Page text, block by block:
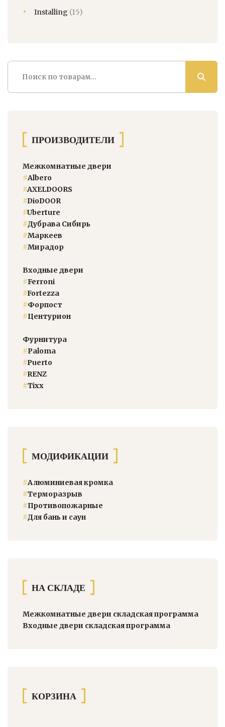
Installing (15)
Искать:
ПРОИЗВОДИТЕЛИ
Межкомнатные двери
#Albero
#AXELDOORS
#DioDOOR
#Uberture
#Дубрава Сибирь
#Маркеев
#Мирадор
Входные двери
#Ferroni
#Fortezza
#Форпост
#Центурион
Фурнитура
#Paloma
#Puerto
#RENZ
#Тixx
МОДИФИКАЦИИ
#Алюминиевая кромка
#Терморазрыв
#Противопожарные
#Для бань и саун
НА СКЛАДЕ
Межкомнатные двери складская программа
Входные двери складская программа
КОРЗИНА